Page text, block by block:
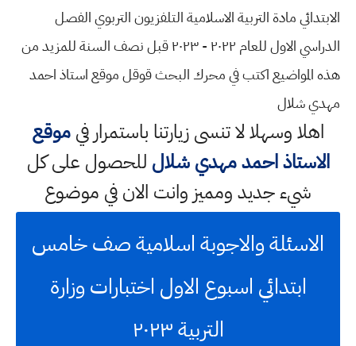
الابتدائي مادة التربية الاسلامية التلفزيون التربوي الفصل
الدراسي الاول للعام ٢٠٢٢ - ٢٠٢٣ قبل نصف السنة للمزيد من
هذه المواضيع اكتب في محرك البحث قوقل موقع استاذ احمد
مهدي شلال
اهلا وسهلالا تنسى زيارتنا باستمرار فيموقع
الاستاذ احمد مهدي شلال للحصول على كل
شيء جديد ومميز وانت الان في موضوع
الاسئلة والاجوبة اسلامية صف خامس
ابتدائي اسبوع الاول اختبارات وزارة
التربية ٢٠٢٣